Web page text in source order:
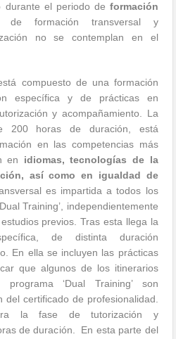
durante el periodo de formación
formación transversal y
no se contemplan en el
compuesto de una formación
específica y de prácticas en
y acompañamiento. La
200 horas de duración, está
en las competencias más
en idiomas, tecnologías de la
así como en igualdad de
es impartida a todos los
Training’, independientemente
previos. Tras esta llega la
de distinta duración
En ella se incluyen las prácticas
que algunos de los itinerarios
‘Dual Training’ son
certificado de profesionalidad.
la fase de tutorización y
de duración. En esta parte del